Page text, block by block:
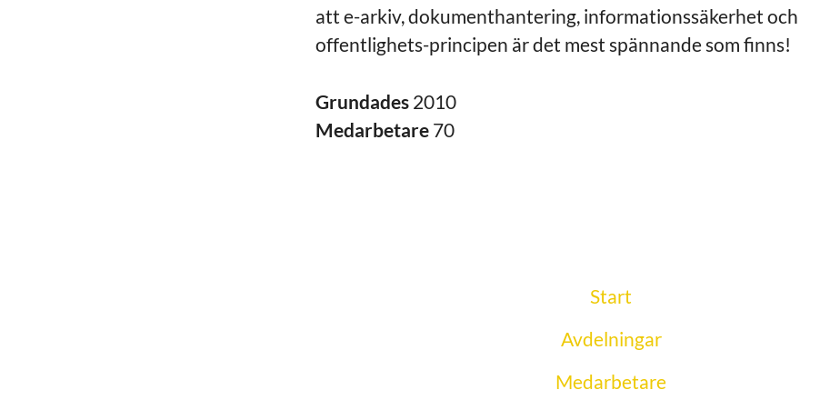
att e-arkiv, dokumenthantering, informationssäkerhet och
offentlighets-principen är det mest spännande som finns!
Grundades 2010
Medarbetare 70
Start
Avdelningar
Medarbetare